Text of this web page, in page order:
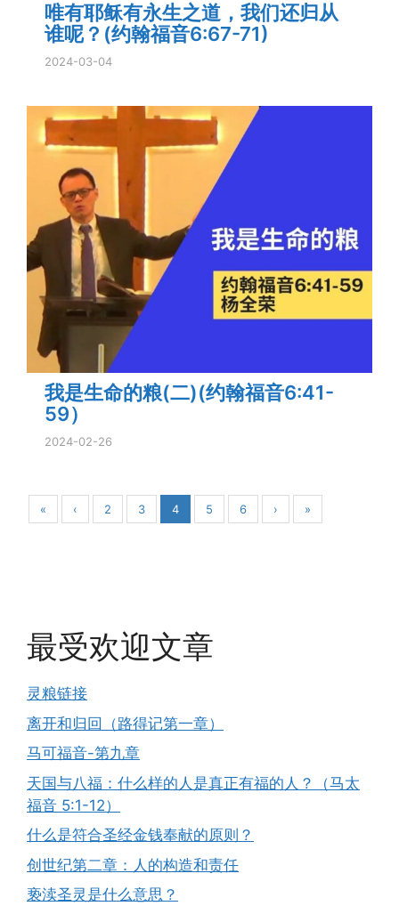
唯有耶稣有永生之道，我们还归从
谁呢？(约翰福音6:67-71)
2024-03-04
我是生命的粮(二)(约翰福音6:41-
59）
2024-02-26
« ‹ 2 3 4 5 6 › »
最受欢迎文章
灵粮链接
离开和归回（路得记第一章）
马可福音-第九章
天国与八福：什么样的人是真正有福的人？（马太
福音 5:1-12）
什么是符合圣经金钱奉献的原则？
创世纪第二章：人的构造和责任
亵渎圣灵是什么意思？